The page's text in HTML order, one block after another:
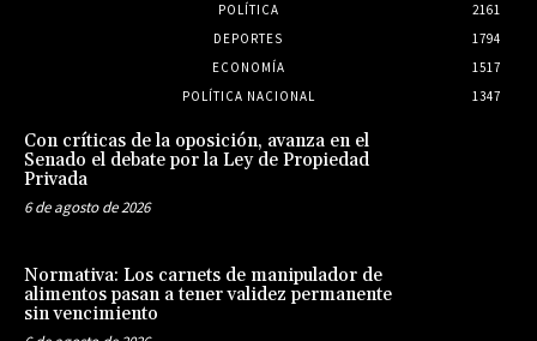
POLÍTICA
2161
DEPORTES
1794
ECONOMÍA
1517
POLÍTICA NACIONAL
1347
Con críticas de la oposición, avanza en el
Senado el debate por la Ley de Propiedad
Privada
6 de agosto de 2026
Normativa: Los carnets de manipulador de
alimentos pasan a tener validez permanente
sin vencimiento